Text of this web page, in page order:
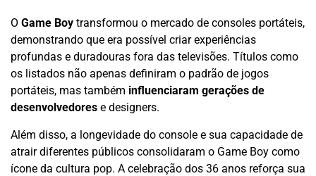
O Game Boy transformou o mercado de consoles portáteis,
demonstrando que era possível criar experiências
profundas e duradouras fora das televisões. Títulos como
os listados não apenas definiram o padrão de jogos
portáteis, mas também influenciaram gerações de
desenvolvedores e designers.
Além disso, a longevidade do console e sua capacidade de
atrair diferentes públicos consolidaram o Game Boy como
ícone da cultura pop. A celebração dos 36 anos reforça sua